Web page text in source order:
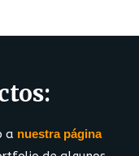
a nuestra página